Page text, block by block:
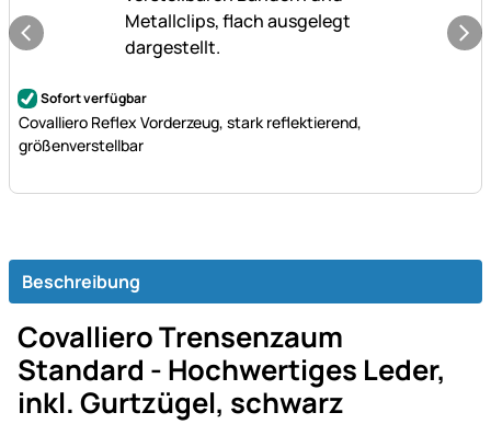
Noch keine Bewertungen abgegeben
Sofort verfügbar
Covalliero Reflex Vorderzeug, stark reflektierend,
größenverstellbar
Beschreibung
Covalliero Trensenzaum
Standard - Hochwertiges Leder,
inkl. Gurtzügel, schwarz